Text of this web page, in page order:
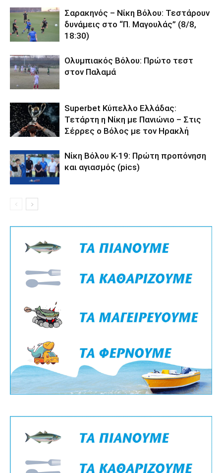
Σαρακηνός – Νίκη Βόλου: Τεστάρουν
δυνάμεις στο “Π. Μαγουλάς” (8/8,
18:30)
Ολυμπιακός Βόλου: Πρώτο τεστ
στον Παλαμά
Superbet Κύπελλο Ελλάδας:
Τετάρτη η Νίκη με Πανιώνιο – Στις
Σέρρες ο Βόλος με τον Ηρακλή
Νίκη Βόλου Κ-19: Πρώτη προπόνηση
και αγιασμός (pics)